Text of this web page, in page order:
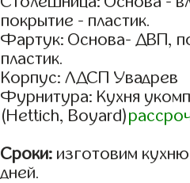
покрытие - пластик.
Фартук: Основа- ДВП,
пластик.
Корпус: ЛДСП Увадрев
Фурнитура: Кухня
(Hettich, Boyard)
Сроки: изготовим
дней.